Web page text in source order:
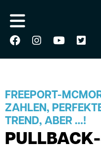
FREEPORT-
ZAHLEN,
TREND, ABER …!